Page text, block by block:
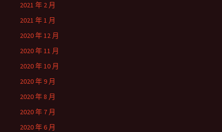
2021 年 2 月
2021 年 1 月
2020 年 12 月
2020 年 11 月
2020 年 10 月
2020 年 9 月
2020 年 8 月
2020 年 7 月
2020 年 6 月